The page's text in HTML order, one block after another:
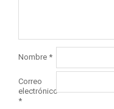
Nombre *
Correo
electrónico
*